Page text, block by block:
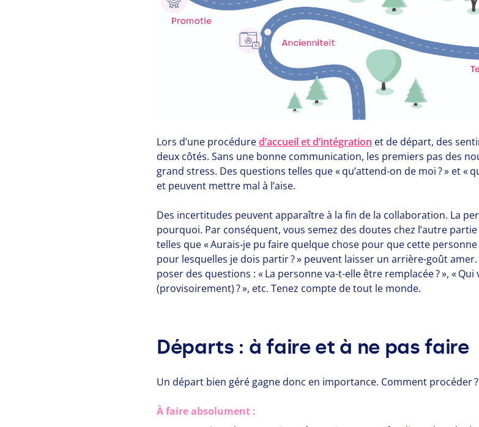
Lors d’une procédured’accueil et d’intégration et de départ, des
deux côtés. Sans une bonne communication, les premiers pas des
grand stress. Des questions telles que « qu’attend-on de moi ? » et «
et peuvent mettre mal à l’aise.
Des incertitudes peuvent apparaître à la fin de la collaboration. La
pourquoi. Par conséquent, vous semez des doutes chez l’autre
telles que « Aurais-je pu faire quelque chose pour que cette personne
pour lesquelles je dois partir ? » peuvent laisser un arrière-goût
poser des questions : « La personne va-t-elle être remplacée ? », «
(provisoirement) ? », etc. Tenez compte de tout le monde.
Départs : à faire et à ne pas faire
Un départ bien géré gagne donc en importance. Comment procéder
À faire absolument :